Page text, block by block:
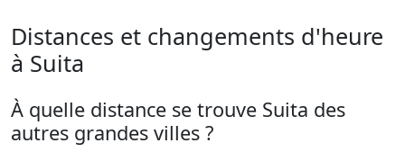
Distances et changements d'heure
à Suita
À quelle distance se trouve Suita des
autres grandes villes ?